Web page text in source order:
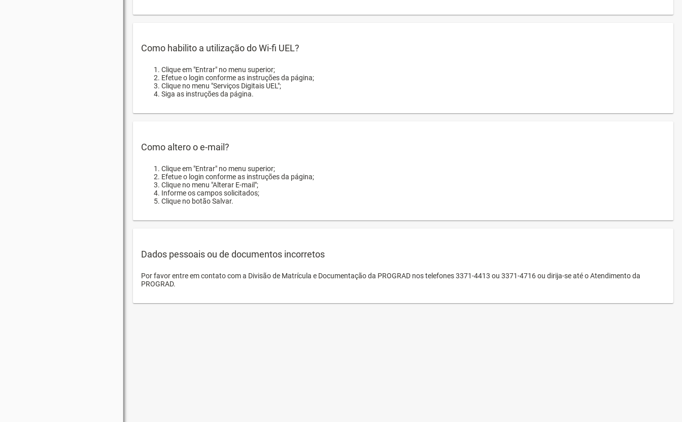
Como habilito a utilização do Wi-fi UEL?
Clique em "Entrar" no menu superior;
Efetue o login conforme as instruções da página;
Clique no menu "Serviços Digitais UEL";
Siga as instruções da página.
Como altero o e-mail?
Clique em "Entrar" no menu superior;
Efetue o login conforme as instruções da página;
Clique no menu "Alterar E-mail";
Informe os campos solicitados;
Clique no botão Salvar.
Dados pessoais ou de documentos incorretos
Por favor entre em contato com a Divisão de Matrícula e Documentação da PROGRAD nos telefones 3371-4413 ou 3371-4716 ou dirija-se até o Atendimento da
PROGRAD.